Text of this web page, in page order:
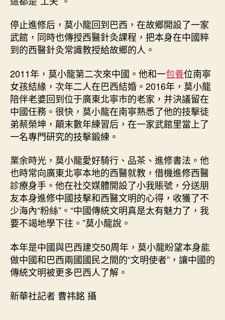
停止進修后，莫小龍回到巴西，在故鄉開設了一家
武館，同時也傳授西醫針灸課程，把本身在中國粹
到的西醫針灸常識教授給故鄉的人。
2011年，莫小龍第二次來中國。他和一包養位南寧
女孩結緣，次年二人在巴西結婚。2016年，莫小龍
陪伴老婆回到位于廣東北寧市的老家，并決議留在
中國任務。很快，莫小龍在南寧熟悉了他的技擊徒
弟蔡榮坤，顛末數年練習后，在一家武館里當上了
一名專門研究的技擊鍛練。
業余時光，莫小龍愛好騎行、品茶、進修書法。他
也時常向廣東北寧本地的西醫就教，借機進修西醫
診療身手。他在社交媒體開設了小我賬號，分送朋
友本身進修中國技擊和西醫文明的心得，收獲了不
少海內“粉絲”。“中國傳統文明真是太有魅力了，我
要不竭地學下往。”莫小龍說。
本年是中國與巴西建交50周年，莫小龍盼望本身能
做中國和巴西兩國國民之間的“文明使者”，讓中國的
傳統文明被更多巴西人了解。
新華社記者 曹祎銘 攝